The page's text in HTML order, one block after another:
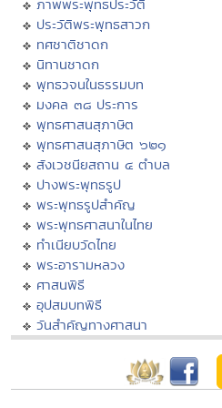
ภาพพระพุทธประวัติ
ประวัติพระพุทธสาวก
ทศชาติชาดก
นิทานชาดก
พุทธวจนในธรรมบท
มงคล ๓๘ ประการ
พุทธศาสนสุภาษิต
พุทธศาสนสุภาษิต ๖๒๑
สังเวชนียสถาน ๔ ตำบล
ปางพระพุทธรูป
พระพุทธรูปสำคัญ
พระพุทธศาสนาในไทย
ทำเนียบวัดไทย
พระอารามหลวง
ศาสนพิธี
อุปสมบทพิธี
วันสำคัญทางศาสนา